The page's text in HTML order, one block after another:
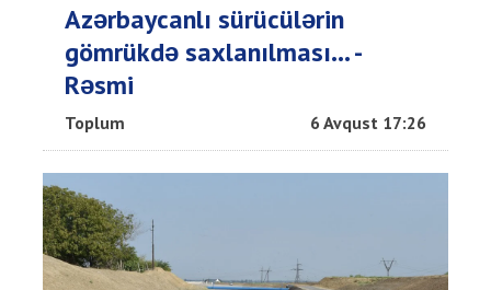
Azərbaycanlı sürücülərin
gömrükdə saxlanılması... -
Rəsmi
Toplum 6 Avqust 17:26